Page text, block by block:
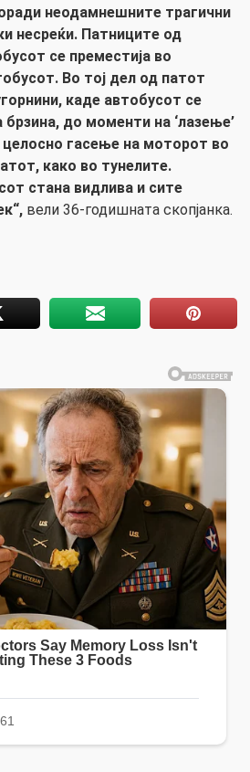
неодамнешните трагични
несреќи. Патниците од
се преместија во
Во тој дел од патот
каде автобусот се
до моменти на ‘лазење’
гасење на моторот во
како во тунелите.
стана видлива и сите
вели 36-годишната скопјанка.